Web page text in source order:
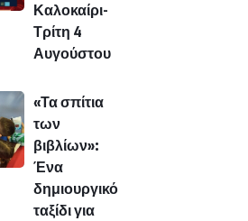
Καλοκαίρι-
Τρίτη 4
Αυγούστου
«Τα σπίτια
των
βιβλίων»:
Ένα
δημιουργικό
ταξίδι για